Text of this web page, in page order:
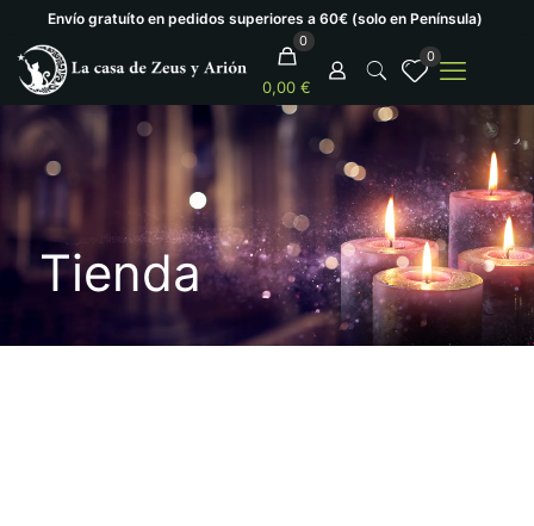
Envío gratuíto en pedidos superiores a 60€ (solo en Península)
0
0,00 €
0
Tienda